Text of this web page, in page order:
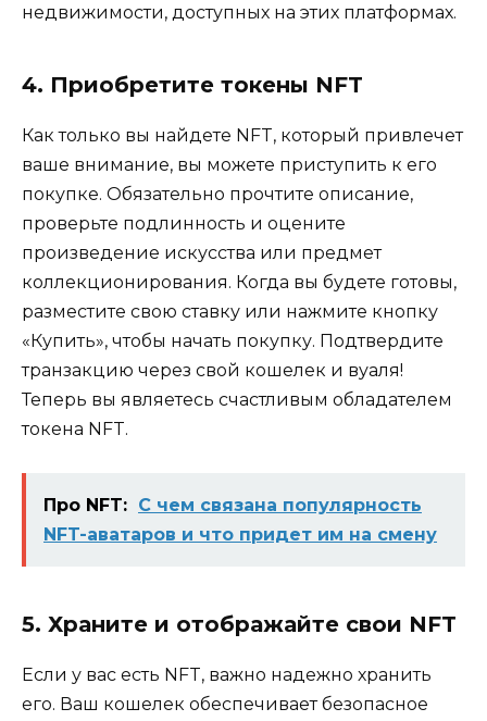
недвижимости, доступных на этих платформах.
4. Приобретите токены NFT
Как только вы найдете NFT, который привлечет
ваше внимание, вы можете приступить к его
покупке. Обязательно прочтите описание,
проверьте подлинность и оцените
произведение искусства или предмет
коллекционирования. Когда вы будете готовы,
разместите свою ставку или нажмите кнопку
«Купить», чтобы начать покупку. Подтвердите
транзакцию через свой кошелек и вуаля!
Теперь вы являетесь счастливым обладателем
токена NFT.
Про NFT: С чем связана популярность
NFT-аватаров и что придет им на смену
5. Храните и отображайте свои NFT
Если у вас есть NFT, важно надежно хранить
его. Ваш кошелек обеспечивает безопасное